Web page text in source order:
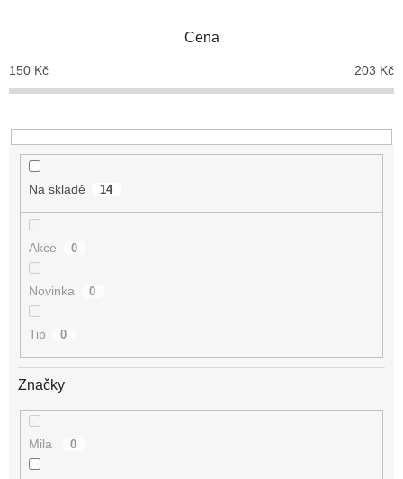
Cena
150 Kč 203 Kč
Na skladě 14
Akce 0
Novinka 0
Tip 0
Značky
Mila 0